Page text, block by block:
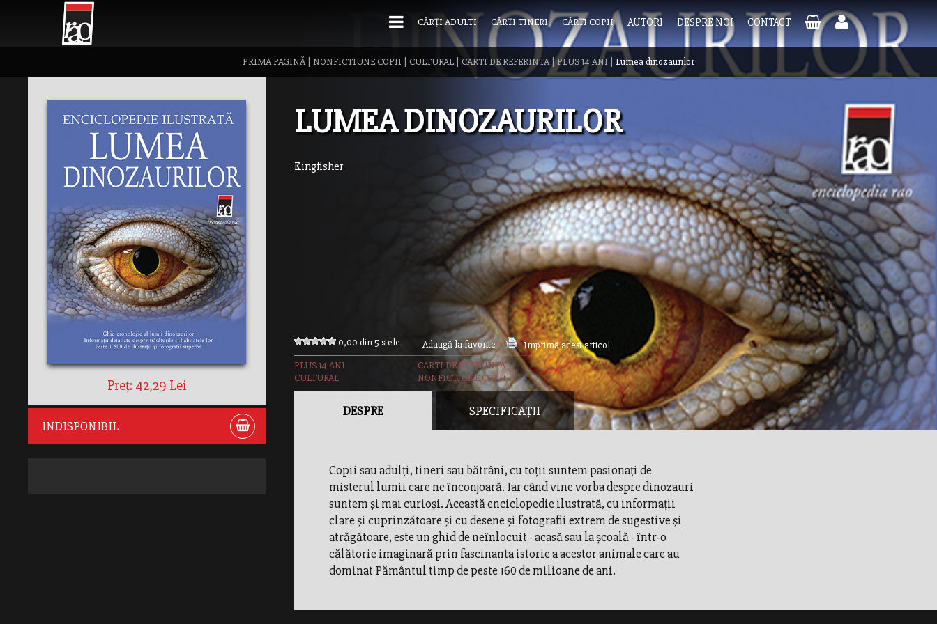
CĂRȚI ADULTI CĂRȚI TINERI CĂRȚI COPII AUTORI DESPRE NOI CONTACT
PRIMA PAGINĂ| NONFICTIUNE COPII CULTURAL CARTI DE REFERINTA|PLUS 14 ANI Lumea dinozaurilor
Preț: 42,29 Lei
INDISPONIBIL
LUMEA DINOZAURILOR
Kingfisher
0,00 din 5 stele Adaugă la favorite
Imprimă acest articol
PLUS 14 ANI
CARTI DE REFERINTA
CULTURAL
NONFICTIUNE COPII
DESPRE SPECIFICAȚII
Copii sau adulţi, tineri sau bătrâni, cu toţii suntem pasionaţi de
misterul lumii care ne înconjoară. Iar când vine vorba despre dinozauri
suntem şi mai curioşi. Această enciclopedie ilustrată, cu informaţii
clare şi cuprinzătoare şi cu desene şi fotografii extrem de sugestive şi
atrăgătoare, este un ghid de neînlocuit - acasă sau la şcoală - într-o
călătorie imaginară prin fascinanta istorie a acestor animale care au
dominat Pământul timp de peste 160 de milioane de ani.